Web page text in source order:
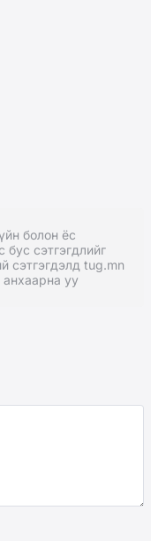
болон ёс
сэтгэгдлийг
сэтгэгдэлд tug.mn
анхаарна уу